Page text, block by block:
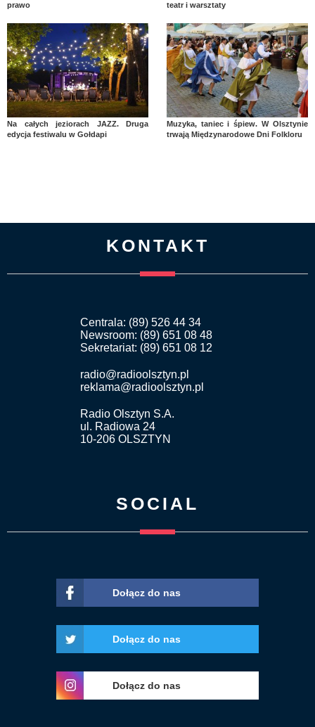
prawo
teatr i warsztaty
Na całych jeziorach JAZZ. Druga
edycja festiwalu w Gołdapi
Muzyka, taniec i śpiew. W Olsztynie
trwają Międzynarodowe Dni Folkloru
KONTAKT
Centrala: (89) 526 44 34
Newsroom: (89) 651 08 48
Sekretariat: (89) 651 08 12
radio@radioolsztyn.pl
reklama@radioolsztyn.pl
Radio Olsztyn S.A.
ul. Radiowa 24
10-206 OLSZTYN
SOCIAL
Dołącz do nas
Dołącz do nas
Dołącz do nas